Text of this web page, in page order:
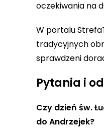
oczekiwania na
W portalu
tradycyjnych
sprawdzeni
Pytania i
Czy dzień św.
do Andrzejek?